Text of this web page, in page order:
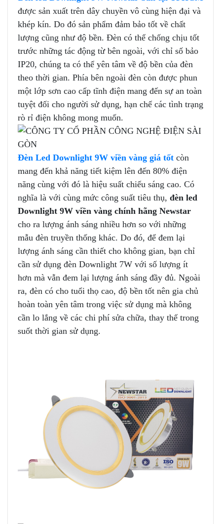
được sản xuất trên dây chuyền vô cùng hiện đại và
khép kín. Do đó sản phẩm đảm bảo tốt về chất
lượng cũng như độ bền. Đèn có thể chống chịu tốt
trước những tác động từ bên ngoài, với chỉ số bảo
IP20, chúng ta có thể yên tâm về độ bền của đèn
theo thời gian. Phía bên ngoài đèn còn được phun
một lớp sơn cao cấp tĩnh điện mang đến sự an toàn
tuyệt đối cho người sử dụng, hạn chế các tình trạng
rò rỉ điện không mong muốn.
Đèn Led Downlight 9W viền vàng giá tốt còn
mang đến khả năng tiết kiệm lên đến 80% điện
năng cùng với đó là hiệu suất chiếu sáng cao. Có
nghĩa là với cùng mức công suất tiêu thụ, đèn led
Downlight 9W viền vàng chính hãng Newstar
cho ra lượng ánh sáng nhiều hơn so với những
mẫu đèn truyền thống khác. Do đó, để đem lại
lượng ánh sáng cần thiết cho không gian, bạn chỉ
cần sử dụng đèn Downlight 7W với số lượng ít
hơn mà vẫn đem lại lượng ánh sáng đầy đủ. Ngoài
ra, đèn có cho tuổi thọ cao, độ bền tốt nên gia chủ
hoàn toàn yên tâm trong việc sử dụng mà không
cần lo lắng về các chi phí sửa chữa, thay thế trong
suốt thời gian sử dụng.